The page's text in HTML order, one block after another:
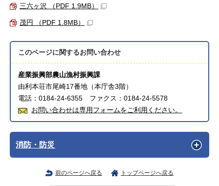
三六ヶ沢 （PDF 1.9MB）
茂円 （PDF 1.8MB）
このページに関するお問い合わせ
産業振興部農山漁村振興課
由利本荘市尾崎17番地（本庁舎3階）
電話：0184-24-6355 ファクス：0184-24-5578
お問い合わせは専用フォームをご利用ください。
消防・防災
前のページへ戻る トップページへ戻る